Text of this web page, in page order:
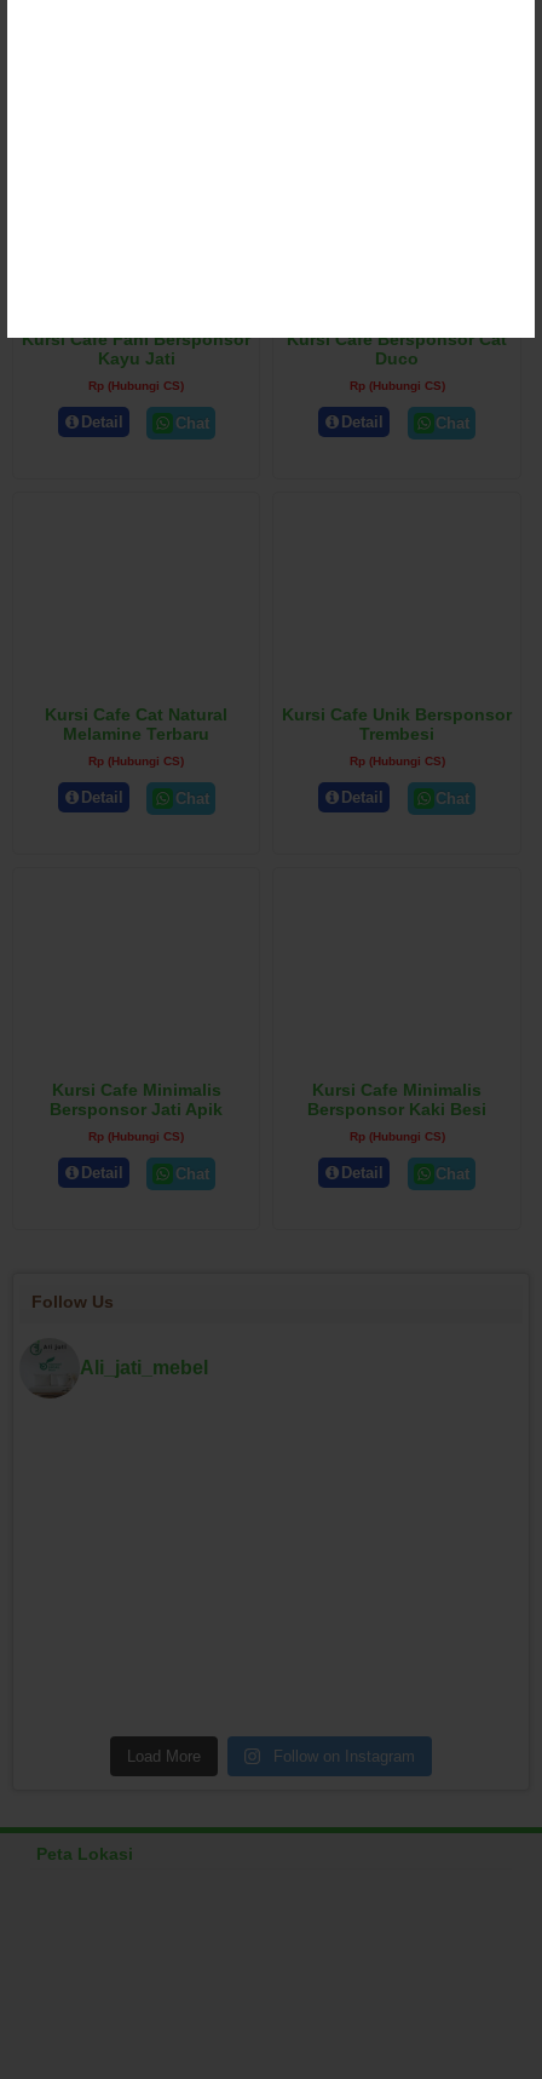
Kursi Cafe Fani Bersponsor
Kayu Jati
Rp (Hubungi CS)
Detail Chat
Kursi Cafe Bersponsor Cat
Duco
Rp (Hubungi CS)
Detail Chat
Kursi Cafe Cat Natural
Melamine Terbaru
Rp (Hubungi CS)
Detail Chat
Kursi Cafe Unik Bersponsor
Trembesi
Rp (Hubungi CS)
Detail Chat
Kursi Cafe Minimalis
Bersponsor Jati Apik
Rp (Hubungi CS)
Detail Chat
Kursi Cafe Minimalis
Bersponsor Kaki Besi
Rp (Hubungi CS)
Detail Chat
Follow Us
Ali_jati_mebel
Load More Follow on Instagram
Peta Lokasi